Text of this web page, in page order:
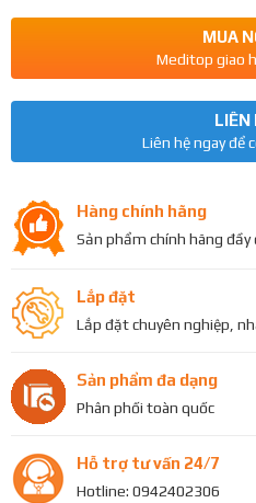
MUA
Meditop giao
LIÊN
Liên hệ ngay để
Hàng chính hãng
Sản phẩm chính hãng đầy
Lắp đặt
Lắp đặt chuyên nghiệp,
Sản phẩm đa dạng
Phân phối toàn quốc
Hỗ trợ tư vấn 24/7
Hotline: 0942402306